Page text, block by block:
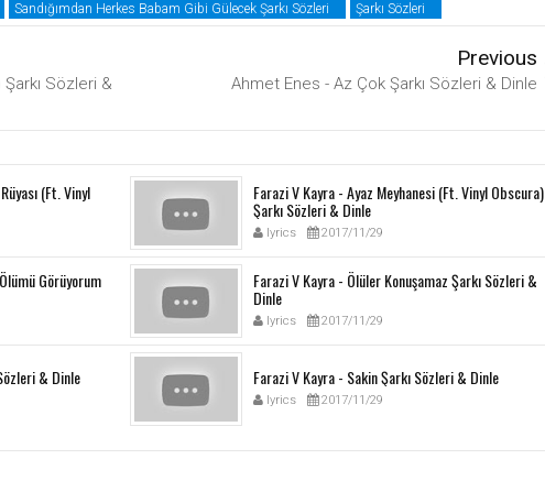
Sandığımdan Herkes Babam Gibi Gülecek Şarkı Sözleri Şarkı Sözleri
Sözleri &
Previous
Ahmet Enes - Az Çok Şarkı Sözleri & Dinle
(Ft. Vinyl Farazi V Kayra - Ayaz Meyhanesi (Ft. Vinyl Obscura)
Şarkı Sözleri & Dinle
lyrics 2017/11/29
Görüyorum Farazi V Kayra - Ölüler Konuşamaz Şarkı Sözleri &
Dinle
lyrics 2017/11/29
& Dinle Farazi V Kayra - Sakin Şarkı Sözleri & Dinle
lyrics 2017/11/29